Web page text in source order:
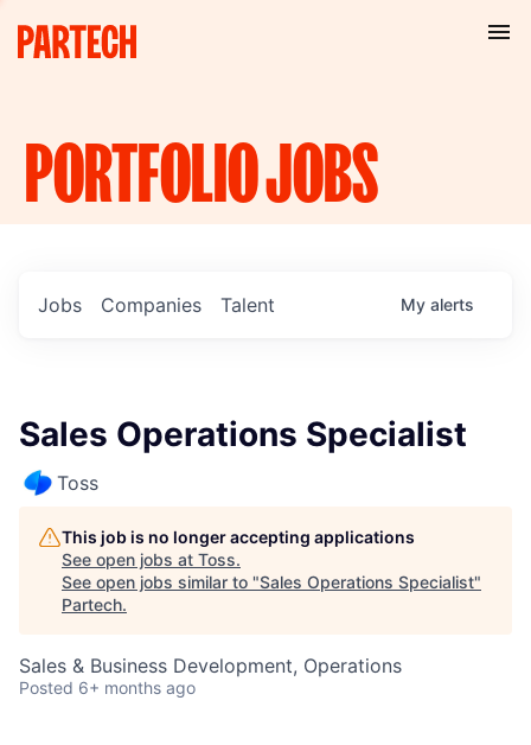
PORTFOLIOJOBS
Jobs Companies Talent My alerts
Sales Operations Specialist
Toss
This job is no longer accepting applications
See open jobs at Toss.
See open jobs similar to "Sales Operations Specialist"
Partech.
Sales & Business Development, Operations
Posted 6+ months ago